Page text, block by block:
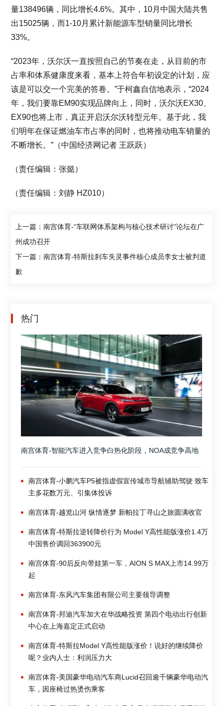
量138496辆，同比增长4.6%。其中，10月中国大陆共售
出15025辆，而1-10月累计新能源车型销量同比增长
33%。
“2023年，沃尔沃一直按照自己的节奏在走，从目前的市
占率和体系健康度来看，基本上符合年初设定的计划，应
该是可以交一个完美的答卷。”于柯鑫自信地表示，“2024
年，我们要靠EM90实现品牌向上，同时，沃尔沃EX30、
EX90也将上市，真正开启沃尔沃转型元年。基于此，我
们明年在保证燃油车市占率的同时，也将推动电车销量的
不断增长。”（中国经济网记者 王跃跃）
（责任编辑：张懿）
（责任编辑：刘静 HZ010）
上一篇：南宫体育-“车联网体系架构与核心技术研讨”论坛在广
州成功召开
下一篇：南宫体育-特斯拉刹车失灵事件核心成员李女士被判道
歉
热门
南宫体育-智能汽车进入竞争白热化阶段，NOA成竞争高地
南宫体育-小鹏汽车P5被指虚假宣传城市导航辅助驾驶 致车
主多花数万元、引集体投诉
南宫体育-越览山河 纵情逐梦 新帕拉丁寻山之旅圆满收官
南宫体育-特斯拉逆转降价行为 Model Y高性能版涨价1.4万
中国售价调回363900元
南宫体育-90后反向带娃第一车，AION S MAX上市14.99万
起
南宫体育-东风汽车集团有限公司主要领导调整
南宫体育-邦迪汽车加大在华战略投资 第四个电动出行创新
中心在上海嘉定正式启动
南宫体育-特斯拉Model Y高性能版涨价！说好的继续降价
呢？业内人士：利润压力大
南宫体育-美国豪华电动汽车商Lucid召回逾千辆豪华电动汽
车，因座椅过热烫伤乘客